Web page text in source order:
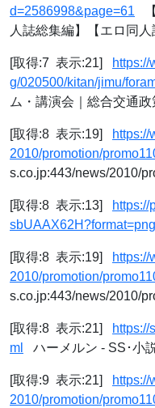
d=2586998&page=61
人誌総集編】【エロ同
[取得:7 表示:21]
https://
g/020500/kitan/jimu/
ム・講演会｜総合交通
[取得:8 表示:19]
https://
2010/promotion/
s.co.jp:443/news/2010/
[取得:8 表示:13]
https://
[取得:8 表示:19]
https://
2010/promotion/
s.co.jp:443/news/2010/
[取得:8 表示:21]
https://
ml
ハーメルン - SS･小
[取得:9 表示:21]
https://
2010/promotion/